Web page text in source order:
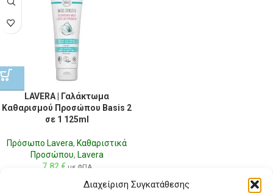
Διαχείριση Συγκατάθεσης
LAVERA | Γαλάκτωμα
Καθαρισμού Προσώπου Basis 2
σε 1 125ml
Πρόσωπο Lavera, Καθαριστικά
Προσώπου, Lavera
7,82 € με ΦΠΑ